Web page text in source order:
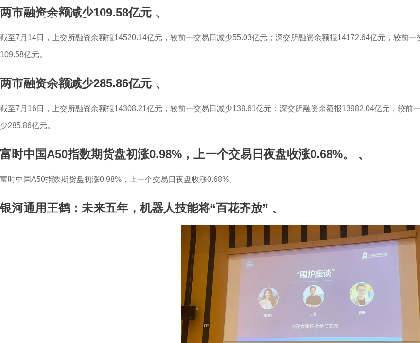
两市融资余额减少109.58亿元 、
截至7月14日，上交所融资余额报14520.14亿元，较前一交易日减少55.03亿元；深交所融资余额报14172.64亿元，较前
109.58亿元。
两市融资余额减少285.86亿元 、
截至7月16日，上交所融资余额报14308.21亿元，较前一交易日减少139.61亿元；深交所融资余额报13982.04亿元，较
少285.86亿元。
富时中国A50指数期货盘初涨0.98%，上一个交易日夜盘收涨0.68%。 、
富时中国A50指数期货盘初涨0.98%，上一个交易日夜盘收涨0.68%。
银河通用王鹤：未来五年，机器人技能将“百花齐放” 、